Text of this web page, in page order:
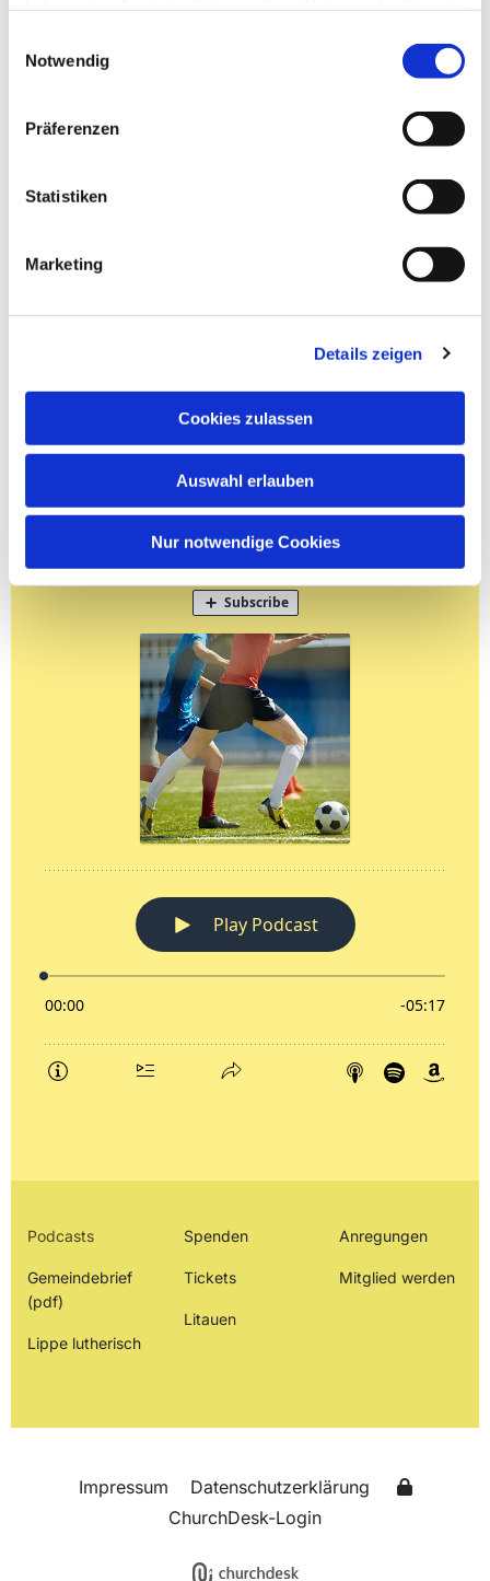
Notwendig
Präferenzen
Statistiken
Marketing
Details zeigen
Cookies zulassen
Auswahl erlauben
Nur notwendige Cookies
Podcasts
Gemeindebrief
(pdf)
Lippe lutherisch
Spenden
Tickets
Litauen
Anregungen
Mitglied werden
Impressum
Datenschutzerklärung
ChurchDesk-Login